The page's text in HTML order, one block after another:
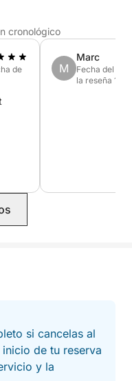
de isla en isla
plaza y crear
costa
cronológico
de
M
Marc
Fecha del
la reseña 14/
si cancelas al
de tu reserva
y la